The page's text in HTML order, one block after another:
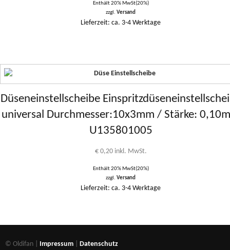
Enthält 20% MwSt(20%)
zzgl.Versand
Lieferzeit: ca. 3-4 Werktage
Düseneinstellscheibe
universal Durchmesser:10x3mm / Stärke:
U135801005
€0,20 inkl. MwSt.
Enthält 20% MwSt(20%)
zzgl.Versand
Lieferzeit: ca. 3-4 Werktage
© Oldifan | Impressum Datenschutz